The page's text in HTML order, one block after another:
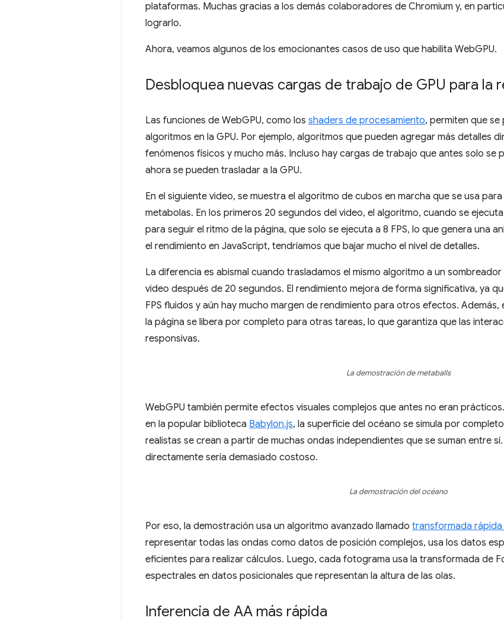
plataformas. Muchas gracias a los demás colaboradores de Chromium y, en
lograrlo.
Ahora, veamos algunos de los emocionantes casos de uso que habilita WebGPU.
Desbloquea nuevas cargas de trabajo de GPU para la
Las funciones de WebGPU, como los shaders de procesamiento, permiten que
algoritmos en la GPU. Por ejemplo, algoritmos que pueden agregar más detalles
fenómenos físicos y mucho más. Incluso hay cargas de trabajo que antes solo se
ahora se pueden trasladar a la GPU.
En el siguiente video, se muestra el algoritmo de cubos en marcha que se usa
metabolas. En los primeros 20 segundos del video, el algoritmo, cuando se
para seguir el ritmo de la página, que solo se ejecuta a 8 FPS, lo que genera una
el rendimiento en JavaScript, tendríamos que bajar mucho el nivel de detalles.
La diferencia es abismal cuando trasladamos el mismo algoritmo a un
video después de 20 segundos. El rendimiento mejora de forma significativa, ya
FPS fluidos y aún hay mucho margen de rendimiento para otros efectos.
la página se libera por completo para otras tareas, lo que garantiza que las
responsivas.
La demostración de metaballs
WebGPU también permite efectos visuales complejos que antes no eran
en la popular biblioteca Babylon.js, la superficie del océano se simula por
realistas se crean a partir de muchas ondas independientes que se suman entre
directamente sería demasiado costoso.
La demostración del océano
Por eso, la demostración usa un algoritmo avanzado llamado transformada rápida
representar todas las ondas como datos de posición complejos, usa los datos
eficientes para realizar cálculos. Luego, cada fotograma usa la transformada de
espectrales en datos posicionales que representan la altura de las olas.
Inferencia de AA más rápida